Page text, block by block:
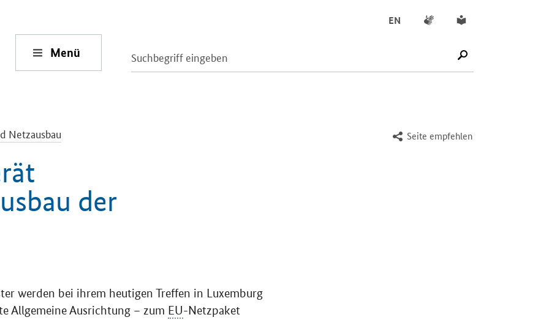
Menü SUCHE STARTEN
EN Gebärdensprache
Leichte Sprache
Seite empfehlen
Netzausbau
der
werden bei ihrem heutigen Treffen in Luxemburg
Allgemeine Ausrichtung – zum EU-Netzpaket